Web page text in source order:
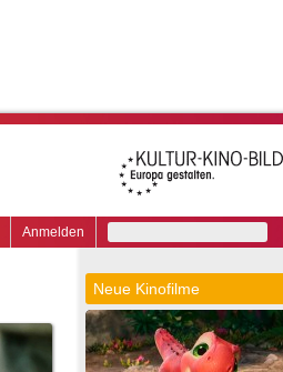
Anmelden
Neue Kinofilme